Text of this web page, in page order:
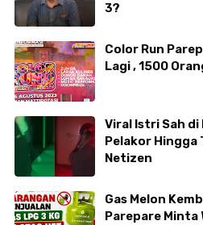
3?
Color Run
Lagi , 1500
Viral Istri Sah di
Pelakor Hingga
Netizen
Gas Melon
Parepare Minta